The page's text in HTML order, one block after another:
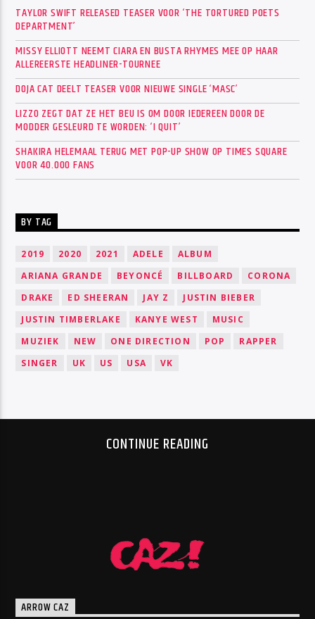
TAYLOR SWIFT RELEASED TEASER VOOR ‘THE TORTURED POETS
DEPARTMENT’
MISSY ELLIOTT NEEMT CIARA EN BUSTA RHYMES MEE OP HAAR
ALLEREERSTE HEADLINER-TOURNEE
DOJA CAT DEELT TEASER VOOR NIEUWE SINGLE ‘MASC’
LIZZO ZEGT DAT ZE HET BEU IS OM DOOR IEDEREEN DOOR DE
MODDER GESLEURD TE WORDEN: ‘I QUIT’
SHAKIRA HELEMAAL TERUG MET POP-UP SHOW OP TIMES SQUARE
VOOR 40.000 FANS
BY TAG
2019 2020 2021 ADELE
ALBUM
ARIANA GRANDE
BEYONCÉ BILLBOARD
CORONA
DRAKE
ED SHEERAN JAY Z
JUSTIN BIEBER
JUSTIN TIMBERLAKE
KANYE WEST
MUSIC
MUZIEK
NEW ONE DIRECTION POP
RAPPER
SINGER
UK US USA VK
CONTINUE READING
ARROW CAZ